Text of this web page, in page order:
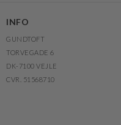
INFO
GUNDTOFT
TORVEGADE 6
DK-7100 VEJLE
CVR. 51568710